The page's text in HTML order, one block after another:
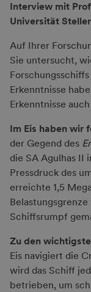
Interview mit
Universität
Auf Ihrer
Sie untersucht,
Erkenntnisse
Erkenntnisse
Im Eis haben wir
der Gegend des
die SA Agulhas II
Pressdruck des
erreichte 1,5
Schiffsrumpf
Zu den
Eis navigiert die
wird das Schiff
betrieben, um